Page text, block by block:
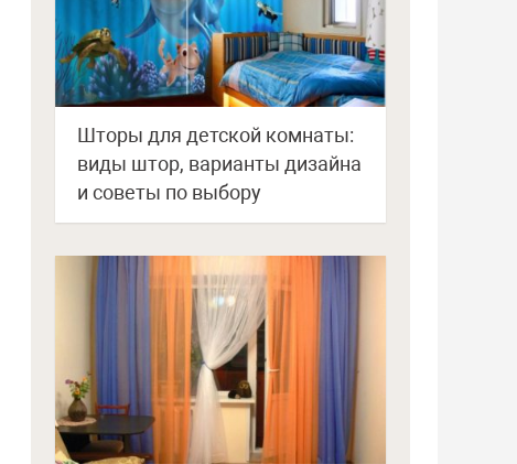
Шторы для детской комнаты:
виды штор, варианты дизайна
и советы по выбору